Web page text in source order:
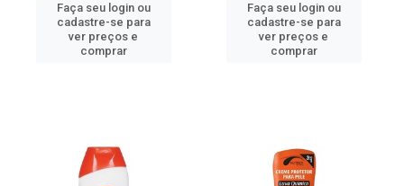
Faça seu login ou
cadastre-se para
ver preços e
comprar
Faça seu login ou
cadastre-se para
ver preços e
comprar